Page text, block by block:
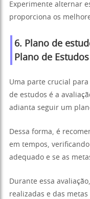
Experimente alternar
proporciona os
6. Plano de
Plano de Estudos
Uma parte crucial
de estudos é a
adianta seguir um
Dessa forma, é
em tempos,
adequado e se as
Durante essa
realizadas e das